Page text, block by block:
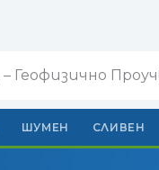
Геофизично
ШУМЕН СЛИВЕН